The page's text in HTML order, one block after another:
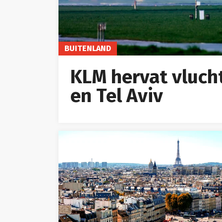
BUITENLAND
KLM hervat
en Tel Aviv